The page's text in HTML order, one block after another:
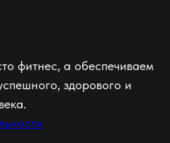
фитнес, а обеспечиваем
здорового и